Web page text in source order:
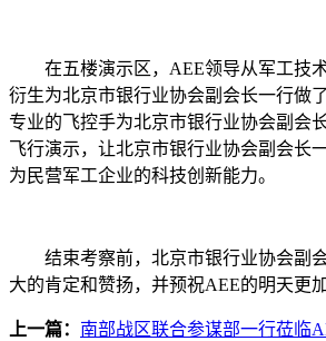
在五楼演示区， AEE领导从军工技
衍生为北京市银行业协会副会长一行做
专业的飞控手为北京市银行业协会副会
飞行演示，让北京市银行业协会副会长
为民营军工企业的科技创新能力。
结束考察前， 北京市银行业协会副
大的肯定和赞扬，并预祝AEE的明天更加
上一篇： 南部战区联合参谋部一行莅临